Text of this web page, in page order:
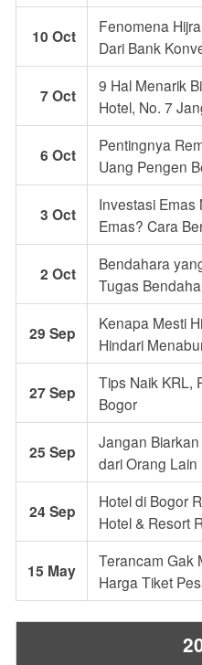
10 Oct
Fenomena
Dari Bank
7 Oct
9 Hal Menarik
Hotel, No. 7
6 Oct
Pentingnya
Uang Pengen
3 Oct
Investasi
Emas? Cara
2 Oct
Bendahara
Tugas
29 Sep
Kenapa Mesti
Hindari
27 Sep
Tips Naik KRL,
Bogor
25 Sep
Jangan
dari Orang Lain
24 Sep
Hotel di Bogor
Hotel & Resort
15 May
Terancam Gak
Harga Tiket